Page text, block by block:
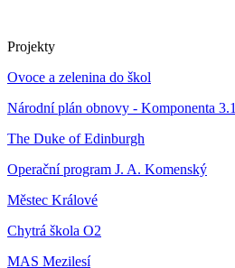
Projekty
Ovoce a zelenina do škol
Národní plán obnovy - Komponenta 3.1
The Duke of Edinburgh
Operační program J. A. Komenský
Městec Králové
Chytrá škola O2
MAS Mezilesí